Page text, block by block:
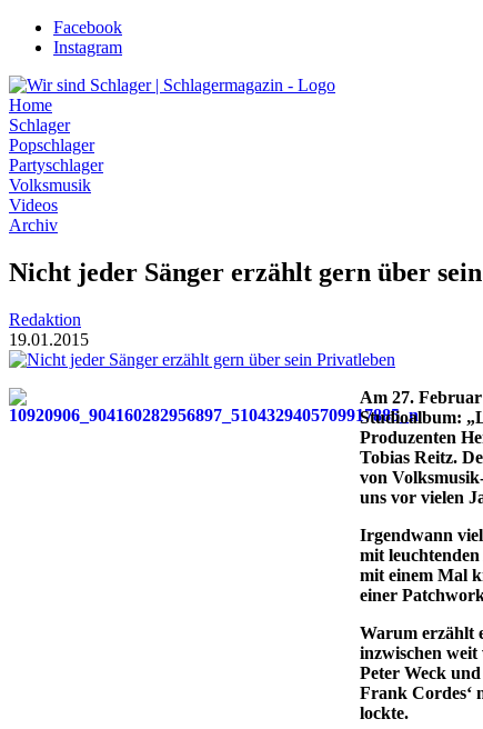
Zum
Inhalt
Facebook
Instagram
Home
Schlager
Popschlager
Partyschlager
Volksmusik
Videos
Archiv
Nicht jeder Sänger erzählt gern über
Redaktion
19.01.2015
Am 27.
Studioalbum:
Produzenten
Tobias Reitz.
von
uns vor vielen
Irgendwann
mit
mit einem Mal
einer
Warum erzählt
inzwischen
Peter Weck
Frank Cordes‘
lockte.